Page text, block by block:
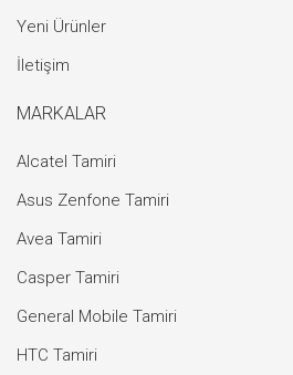
Yeni Ürünler
İletişim
MARKALAR
Alcatel Tamiri
Asus Zenfone Tamiri
Avea Tamiri
Casper Tamiri
General Mobile Tamiri
HTC Tamiri